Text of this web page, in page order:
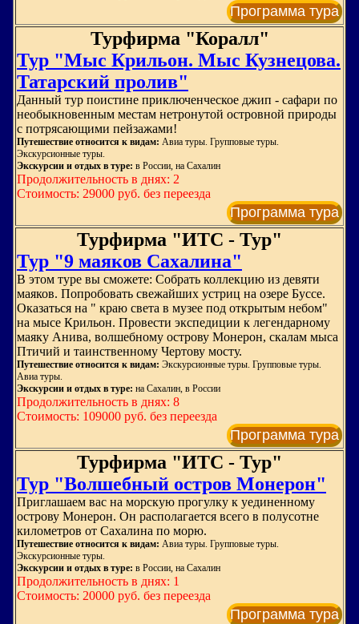
Программа тура
Турфирма "Коралл"
Тур "Мыс Крильон. Мыс Кузнецова.
Татарский пролив"
Данный тур поистине приключенческое джип - сафари по
необыкновенным местам нетронутой островной природы
с потрясающими пейзажами!
Путешествие относится к видам: Авиа туры. Групповые туры.
Экскурсионные туры.
Экскурсии и отдых в туре: в России, на Сахалин
Продолжительность в днях: 2
Стоимость: 29000 руб. без переезда
Программа тура
Турфирма "ИТС - Тур"
Тур "9 маяков Сахалина"
В этом туре вы сможете: Собрать коллекцию из девяти
маяков. Попробовать свежайших устриц на озере Буссе.
Оказаться на " краю света в музее под открытым небом"
на мысе Крильон. Провести экспедиции к легендарному
маяку Анива, волшебному острову Монерон, скалам мыса
Птичий и таинственному Чертову мосту.
Путешествие относится к видам: Экскурсионные туры. Групповые туры.
Авиа туры.
Экскурсии и отдых в туре: на Сахалин, в России
Продолжительность в днях: 8
Стоимость: 109000 руб. без переезда
Программа тура
Турфирма "ИТС - Тур"
Тур "Волшебный остров Монерон"
Приглашаем вас на морскую прогулку к уединенному
острову Монерон. Он располагается всего в полусотне
километров от Сахалина по морю.
Путешествие относится к видам: Авиа туры. Групповые туры.
Экскурсионные туры.
Экскурсии и отдых в туре: в России, на Сахалин
Продолжительность в днях: 1
Стоимость: 20000 руб. без переезда
Программа тура